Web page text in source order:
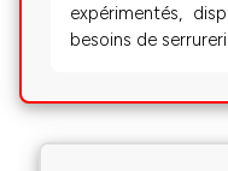
expérimentés,
besoins de